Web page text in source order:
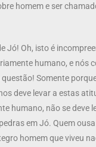
homem e ser
Jó! Oh, isto é
humano, e nós
Somente
deve levar a estas
humano, não se deve
em Jó. Quem
homem que viveu